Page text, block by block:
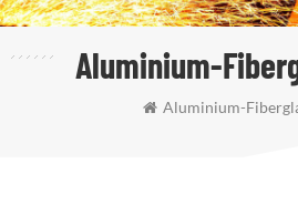
Aluminium-
Aluminium-